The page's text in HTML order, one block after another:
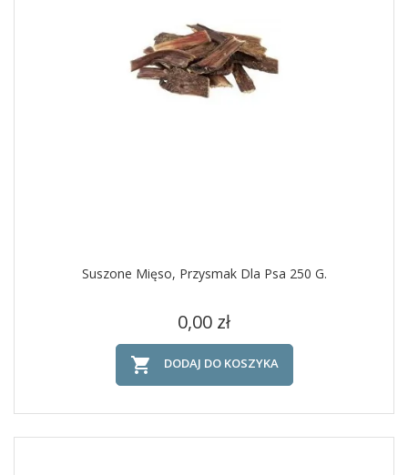
Suszone Mięso, Przysmak Dla Psa 250 G.
Cena
0,00 zł
 DODAJ DO KOSZYKA